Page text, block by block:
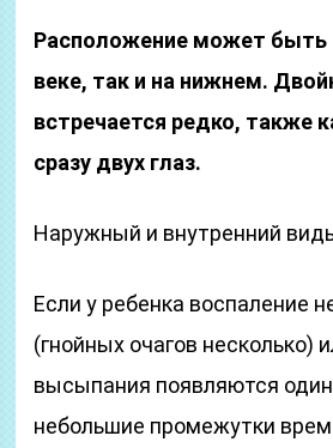
Расположение может быть
веке, так и на нижнем.
встречается редко, также
сразу двух глаз.
Наружный и внутренний
Если у ребенка воспаление
(гнойных очагов несколько)
высыпания появляются
небольшие промежутки